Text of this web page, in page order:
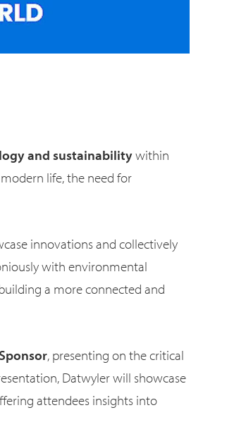
and sustainabilitywithin
life, the need for
innovations and collectively
with environmental
a more connected and
, presenting on the critical
Datwyler will showcase
attendees insights into